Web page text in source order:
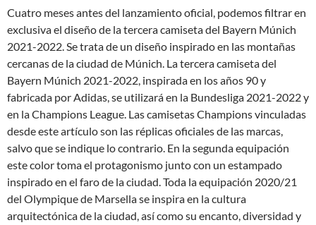
Cuatro meses antes del lanzamiento oficial, podemos filtrar en
exclusiva el diseño de la tercera camiseta del Bayern Múnich
2021-2022. Se trata de un diseño inspirado en las montañas
cercanas de la ciudad de Múnich. La tercera camiseta del
Bayern Múnich 2021-2022, inspirada en los años 90 y
fabricada por Adidas, se utilizará en la Bundesliga 2021-2022 y
en la Champions League. Las camisetas Champions vinculadas
desde este artículo son las réplicas oficiales de las marcas,
salvo que se indique lo contrario. En la segunda equipación
este color toma el protagonismo junto con un estampado
inspirado en el faro de la ciudad. Toda la equipación 2020/21
del Olympique de Marsella se inspira en la cultura
arquitectónica de la ciudad, así como su encanto, diversidad y